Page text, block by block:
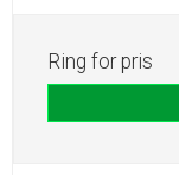
Ring for pris